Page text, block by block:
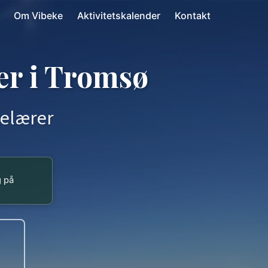
Om Vibeke Aktivitetskalender Kontakt
i Tromsø
på